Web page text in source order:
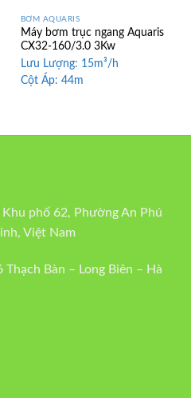
BƠM AQUARIS
Máy bơm trục ngang Aquaris
CX32-160/3.0 3Kw
Lưu Lượng: 15m³/h
Cột Áp: 44m
phố 62, Phường An Phú
Việt Nam
Bàn – Long Biên – Hà